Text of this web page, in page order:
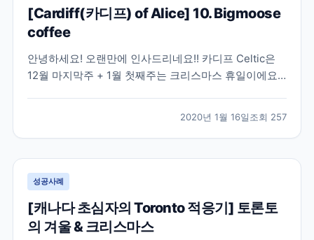
[Cardiff(카디프) of Alice] 10. Bigmoose
coffee
안녕하세요! 오랜만에 인사드리네요!! 카디프 Celtic은
12월 마지막주 + 1월 첫째주는 크리스마스 휴일이에요!
서 추천한 카페입니다 :) Bigmoose coffee 갑자기 런치
클래스 선생님이 카페가서 토론...
2020년 1월 16일조회 257
성공사례
[캐나다 초심자의 Toronto 적응기] 토론토
의 겨울 & 크리스마스